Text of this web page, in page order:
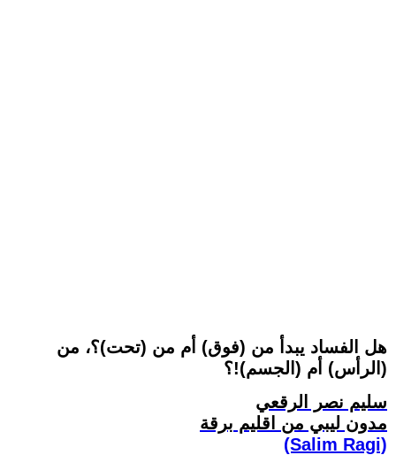
هل الفساد يبدأ من (فوق) أم من (تحت)؟، من
(الرأس) أم (الجسم)!؟
سليم نصر الرقعي
مدون ليبي من اقليم برقة
(Salim Ragi)